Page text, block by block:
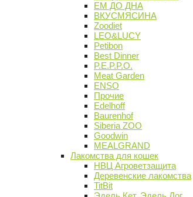
ЕМ ДО ДНА
ВКУСМЯСИНА
Zoodiet
LEO&LUCY
Petibon
Best Dinner
P.E.P.P.O.
Meat Garden
ENSO
Прочие
Edelhoff
Baurenhof
Siberia ZOO
Goodwin
MEALGRAND
Лакомства для кошек
НВЦ Агроветзащита
Деревенские лакомства
TitBit